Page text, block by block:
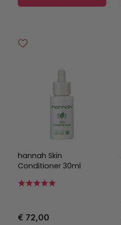
hannah Skin
Conditioner 30ml
€ 72,00